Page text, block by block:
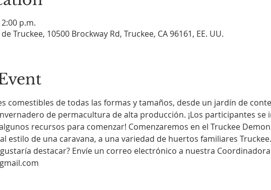
p.m.
Truckee, 10500 Brockway Rd, Truckee, CA 96161, EE. UU.
comestibles de todas las formas y tamaños, desde un jardín de
de permacultura de alta producción. ¡Los participantes se
recursos para comenzar! Comenzaremos en el Truckee
estilo de una caravana, a una variedad de huertos familiares Truckee.